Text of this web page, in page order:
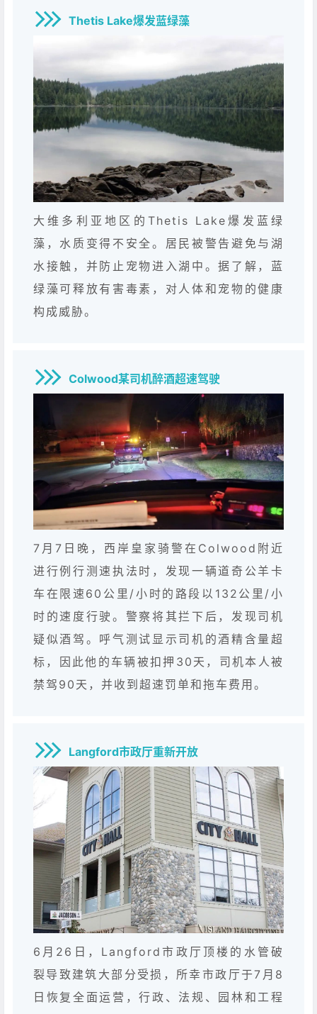
Thetis Lake爆发蓝绿藻
大维多利亚地区的Thetis Lake爆发蓝绿
藻，水质变得不安全。居民被警告避免与湖
水接触，并防止宠物进入湖中。据了解，蓝
绿藻可释放有害毒素，对人体和宠物的健康
构成威胁。
Colwood某司机醉酒超速驾驶
7月7日晚，西岸皇家骑警在Colwood附近
进行例行测速执法时，发现一辆道奇公羊卡
车在限速60公里/小时的路段以132公里/小
时的速度行驶。警察将其拦下后，发现司机
疑似酒驾。呼气测试显示司机的酒精含量超
标，因此他的车辆被扣押30天，司机本人被
禁驾90天，并收到超速罚单和拖车费用。
Langford市政厅重新开放
6月26日，Langford市政厅顶楼的水管破
裂导致建筑大部分受损，所幸市政厅于7月8
日恢复全面运营，行政、法规、园林和工程